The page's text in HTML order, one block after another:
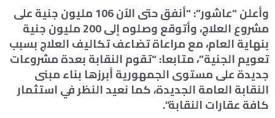
وأعلن “عاشور”: “أنفق حتى الآن 106 مليون جنية على
مشروع العلاج، وأتوقع وصلوه إلى 200 مليون جنية
بنهاية العام، مع مراعاة تضاعف تكاليف العلاج بسبب
تعويم الجنية”، متابعا: “تقوم النقابة بعدة مشروعات
جديدة على مستوى الجمهورية أبرزها بناء مبنى
النقابة العامة الجديدة، كما نعيد النظر في استثمار
كافة عقارات النقابة”.